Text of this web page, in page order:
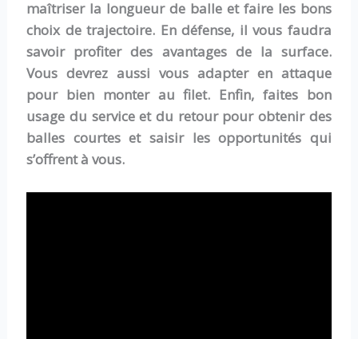
maîtriser la longueur de balle et faire les bons
choix de trajectoire. En défense, il vous faudra
savoir profiter des avantages de la surface.
Vous devrez aussi vous adapter en attaque
pour bien monter au filet. Enfin, faites bon
usage du service et du retour pour obtenir des
balles courtes et saisir les opportunités qui
s’offrent à vous.